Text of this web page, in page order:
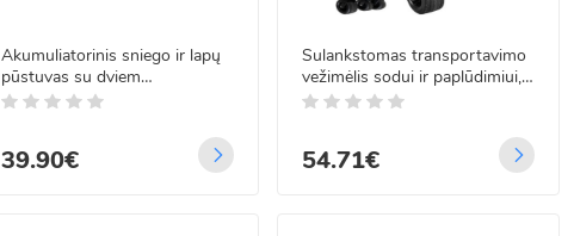
Akumuliatorinis sniego ir lapų
pūstuvas su dviem
akumuliatoriais 24 V, 1500
39.90€
Sulankstomas transportavimo
vežimėlis sodui ir paplūdimiui,
iki 100 kg, Gardlov
54.71€